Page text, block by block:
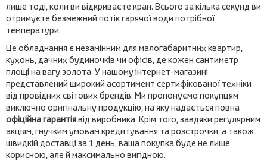
лише тоді, коли ви відкриваєте кран. Всього за кілька секунд ви
отримуєте безмежний потік гарячої води потрібної
температури.
Це обладнання є незамінним для малогабаритних квартир,
кухонь, дачних будиночків чи офісів, де кожен сантиметр
площі на вагу золота. У нашому інтернет-магазині
представлений широкий асортимент сертифікованої техніки
від провідних світових брендів. Ми пропонуємо покупцям
виключно оригінальну продукцію, на яку надається повна
офіційна гарантіявід виробника. Крім того, завдяки регулярним
акціям, гнучким умовам кредитування та розстрочки, а також
швидкій доставці за 1 день, ваша покупка буде не лише
корисною, але й максимально вигідною.